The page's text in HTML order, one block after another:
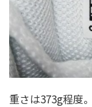
重さは373g程度。